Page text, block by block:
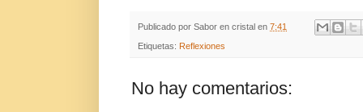
Publicado por Sabor en cristal en 7:41
Etiquetas: Reflexiones
No hay comentarios: